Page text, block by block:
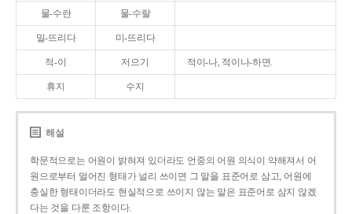
물-수란 물-수랄
밀-뜨리다 미-뜨리다
적-이 저으기 적이-나, 적이나-하면.
휴지 수지
해설
학문적으로는 어원이 밝혀져 있더라도 언중의 어원 의식이 약해져서 어
원으로부터 멀어진 형태가 널리 쓰이면 그 말을 표준어로 삼고, 어원에
충실한 형태이더라도 현실적으로 쓰이지 않는 말은 표준어로 삼지 않겠
다는 것을 다룬 조항이다.